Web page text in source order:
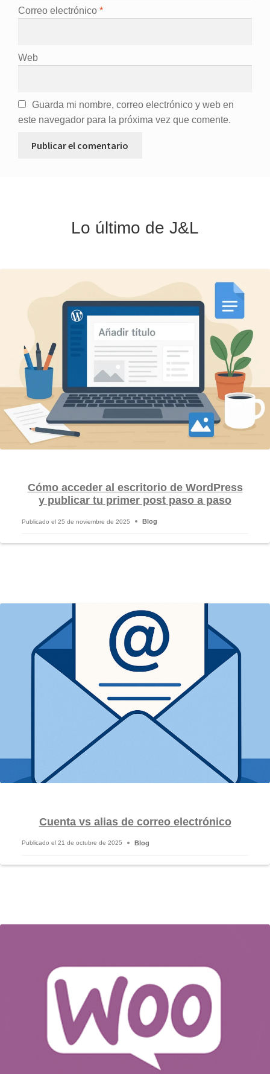
Correo electrónico *
Web
Guarda mi nombre, correo electrónico y web en
este navegador para la próxima vez que comente.
Lo último de J&L
Cómo acceder al escritorio de WordPress
y publicar tu primer post paso a paso
Publicado el 25 de noviembre de 2025 Blog
Cuenta vs alias de correo electrónico
Publicado el 21 de octubre de 2025 Blog